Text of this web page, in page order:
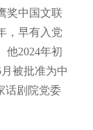
奖中国文联
，早有入党
他2024年初
被批准为中
话剧院党委